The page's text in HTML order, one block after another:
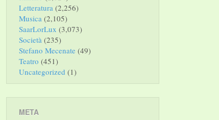
Letteratura (2,256)
Musica (2,105)
SaarLorLux (3,073)
Società (235)
Stefano Mecenate (49)
Teatro (451)
Uncategorized (1)
META